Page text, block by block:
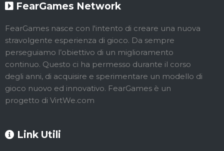
FearGames Network
FearGames nasce con l'intento di creare una nuova
stravolgente esperienza di gioco. Da sempre
perseguiamo l’obiettivo di un miglioramento
continuo. Questo ci ha permesso durante il corso
degli anni, di acquisire e sperimentare un modello di
gioco nuovo ed innovativo. FearGames è un
progetto di VirtWe.com
Link Utili